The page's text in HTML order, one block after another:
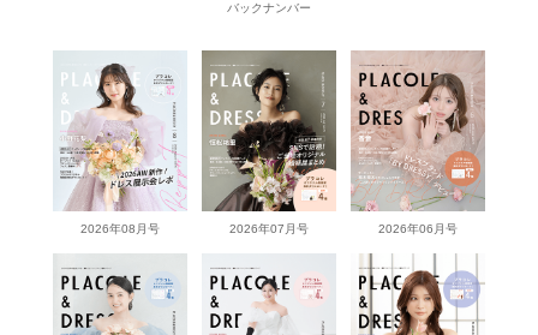
バックナンバー
2026年08月号 2026年07月号 2026年06月号